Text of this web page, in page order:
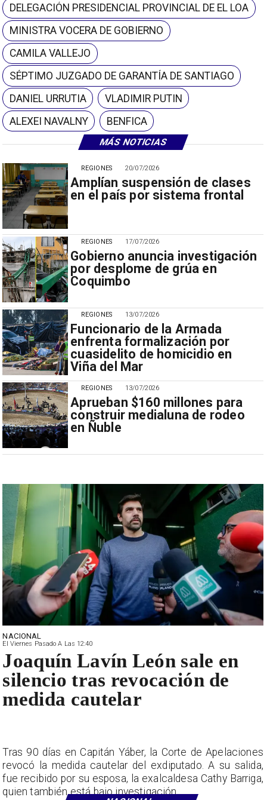
MÁS NOTICIAS
20/07/2026
Amplían suspensión de clases
en el país por sistema frontal
REGIONES
17/07/2026
Gobierno anuncia investigación
por desplome de grúa en
Coquimbo
REGIONES
13/07/2026
Funcionario de la Armada
enfrenta formalización por
cuasidelito de homicidio en
Viña del Mar
REGIONES
13/07/2026
Aprueban $160 millones para
construir medialuna de rodeo
en Ñuble
REGIONES
DELEGACIÓN PRESIDENCIAL PROVINCIAL DE EL LOA
MINISTRA VOCERA DE GOBIERNO
CAMILA VALLEJO
SÉPTIMO JUZGADO DE GARANTÍA DE SANTIAGO
DANIEL URRUTIA
VLADIMIR PUTIN
ALEXEI NAVALNY
BENFICA
NACIONAL
El Viernes Pasado A Las 12:40
Joaquín Lavín León sale en
silencio tras revocación de
medida cautelar
Tras 90 días en Capitán Yáber, la Corte de Apelaciones
revocó la medida cautelar del exdiputado. A su salida,
fue recibido por su esposa, la exalcaldesa Cathy Barriga,
quien también está bajo investigación.